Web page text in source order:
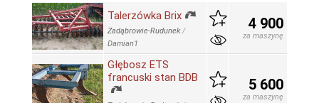
Talerzówka Brix
Zadąbrowie-Rudunek/
Damian1
4 900
za maszynę
Głębosz ETS
francuski stan BDB
5 600
za maszynę